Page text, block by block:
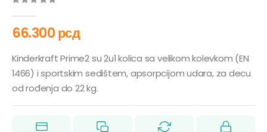
66.300рсд
Kinderkraft Prime2 su 2u1 kolica sa velikom kolevkom (EN
1466) i sportskim sedištem, apsorpcijom udara, za decu
od rođenja do 22 kg.